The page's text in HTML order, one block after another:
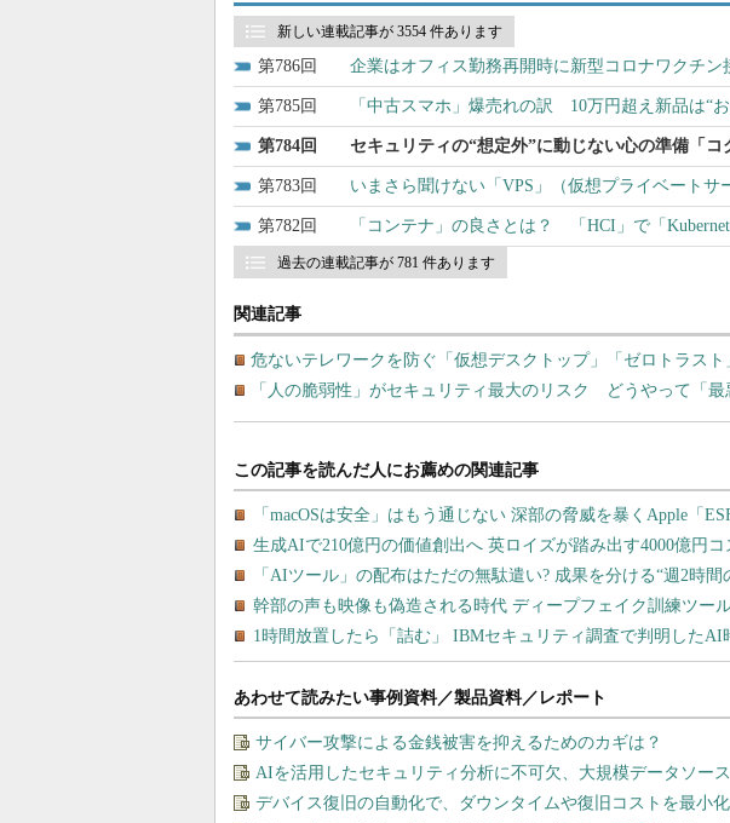
新しい連載記事が 3554 件あります
786 企業はオフィス勤務再開時に新型コロナワクチン
785 「中古スマホ」爆売れの訳 10万円超え新品は“
784 セキュリティの“想定外”に動じない心の準備「コ
783 いまさら聞けない「VPS」（仮想プライベート
782 「コンテナ」の良さとは？ 「HCI」で「
過去の連載記事が 781 件あります
関連記事
危ないテレワークを防ぐ「仮想デスクトップ」「ゼロトラスト
「人の脆弱性」がセキュリティ最大のリスク どうやって「最
あわせて読みたい事例資料／製品資料／レポート
サイバー攻撃による金銭被害を抑えるためのカギは？
AIを活用したセキュリティ分析に不可欠、大規模データソー
デバイス復旧の自動化で、ダウンタイムや復旧コストを最小